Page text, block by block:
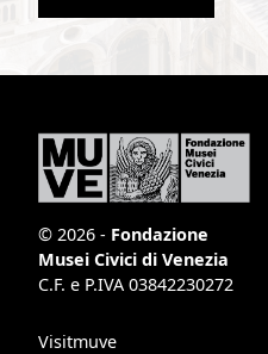
© 2026 - Fondazione
Musei Civici di Venezia
C.F. e P.IVA 03842230272
Visitmuve